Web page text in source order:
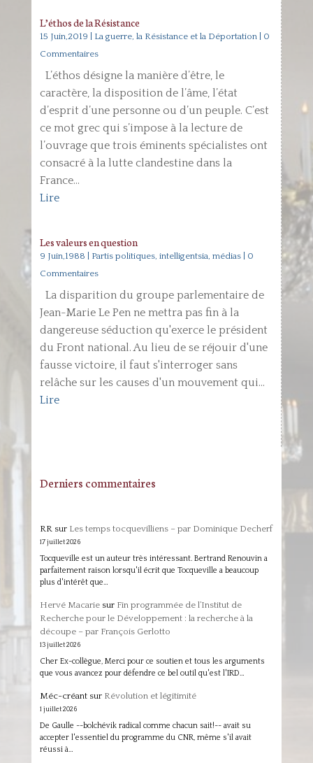
L’éthos de la Résistance
15 Juin,2019 La guerre, la Résistance et la Déportation| 0
Commentaires
L’éthos désigne la manière d’être, le
caractère, la disposition de l’âme, l’état
d’esprit d’une personne ou d’un peuple. C’est
ce mot grec qui s’impose à la lecture de
l’ouvrage que trois éminents spécialistes ont
consacré à la lutte clandestine dans la
France...
Lire
Les valeurs en question
9 Juin,1988 Partis politiques, intelligentsia, médias| 0
Commentaires
La disparition du groupe parlementaire de
Jean-Marie Le Pen ne mettra pas fin à la
dangereuse séduction qu'exerce le président
du Front national. Au lieu de se réjouir d'une
fausse victoire, il faut s'interroger sans
relâche sur les causes d'un mouvement qui...
Lire
Derniers commentaires
RRsur Les temps tocquevilliens – par Dominique Decherf
17 juillet 2026
Tocqueville est un auteur très intéressant. Bertrand Renouvin a
parfaitement raison lorsqu'il écrit que Tocqueville a beaucoup
plus d'intérêt que…
Hervé Macariesur Fin programmée de l’Institut de
Recherche pour le Développement : la recherche à la
découpe – par François Gerlotto
13 juillet 2026
Cher Ex-collègue, Merci pour ce soutien et tous les arguments
que vous avancez pour défendre ce bel outil qu'est l'IRD…
Méc-créantsur Révolution et légitimité
1 juillet 2026
De Gaulle --bolchévik radical comme chacun sait!-- avait su
accepter l'essentiel du programme du CNR, même s'il avait
réussi à…